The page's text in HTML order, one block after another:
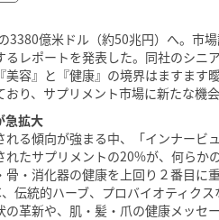
3380億米ドル（約50兆円）へ。市
レポートを発表した。同社のシニ
美容』と『健康』の境界はますま
り、サプリメント市場に新たな機
急拡大
る傾向が強まる中、「インナービ
たサプリメントの20%が、何ら
・消化器の健康を上回り２番目に
伝統的ハーブ、プロバイオティク
革新や、肌・髪・爪の健康メッセ